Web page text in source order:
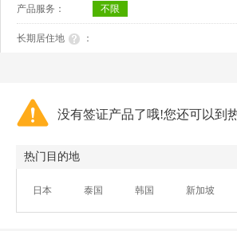
产品服务： 不限
长期居住地 ：
没有签证产品了哦!您还可以到
热门目的地
日本 泰国 韩国 新加坡